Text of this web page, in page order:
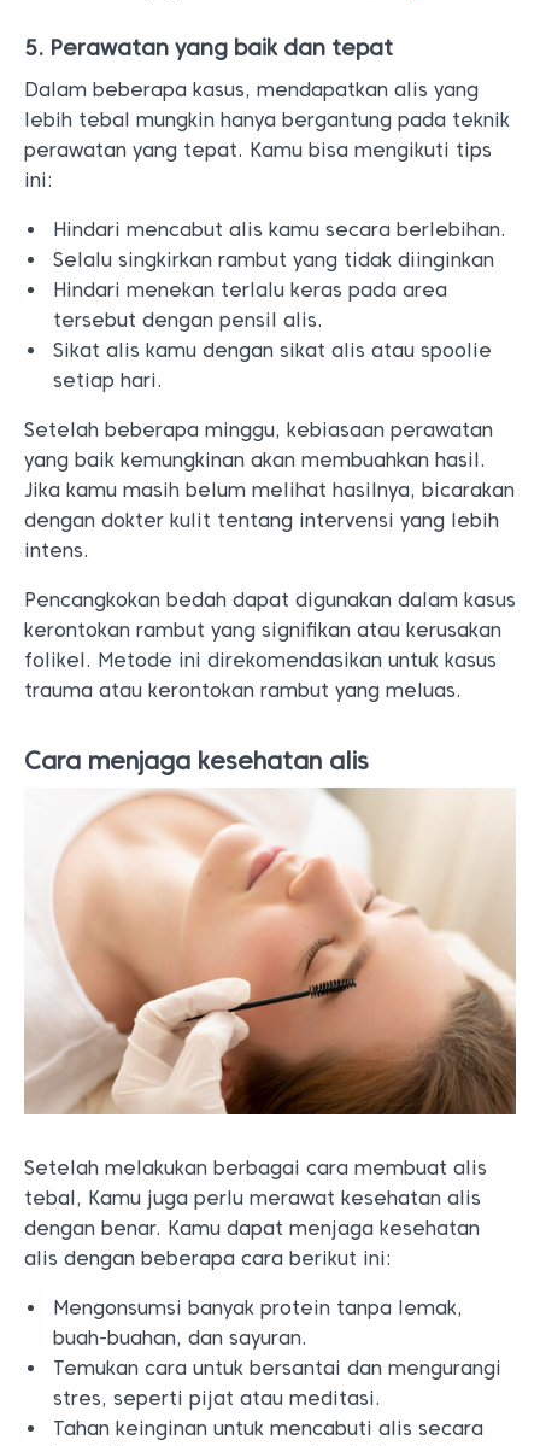
5. Perawatan yang baik dan tepat
Dalam beberapa kasus, mendapatkan alis yang
lebih tebal mungkin hanya bergantung pada teknik
perawatan yang tepat. Kamu bisa mengikuti tips
ini:
Hindari mencabut alis kamu secara berlebihan.
Selalu singkirkan rambut yang tidak diinginkan
Hindari menekan terlalu keras pada area
tersebut dengan pensil alis.
Sikat alis kamu dengan sikat alis atau spoolie
setiap hari.
Setelah beberapa minggu, kebiasaan perawatan
yang baik kemungkinan akan membuahkan hasil.
Jika kamu masih belum melihat hasilnya, bicarakan
dengan dokter kulit tentang intervensi yang lebih
intens.
Pencangkokan bedah dapat digunakan dalam kasus
kerontokan rambut yang signifikan atau kerusakan
folikel. Metode ini direkomendasikan untuk kasus
trauma atau kerontokan rambut yang meluas.
Cara menjaga kesehatan alis
Setelah melakukan berbagai cara membuat alis
tebal, Kamu juga perlu merawat kesehatan alis
dengan benar. Kamu dapat menjaga kesehatan
alis dengan beberapa cara berikut ini:
Mengonsumsi banyak protein tanpa lemak,
buah-buahan, dan sayuran.
Temukan cara untuk bersantai dan mengurangi
stres, seperti pijat atau meditasi.
Tahan keinginan untuk mencabuti alis secara